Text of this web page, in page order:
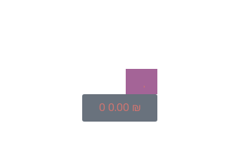
0.00 ₪
0